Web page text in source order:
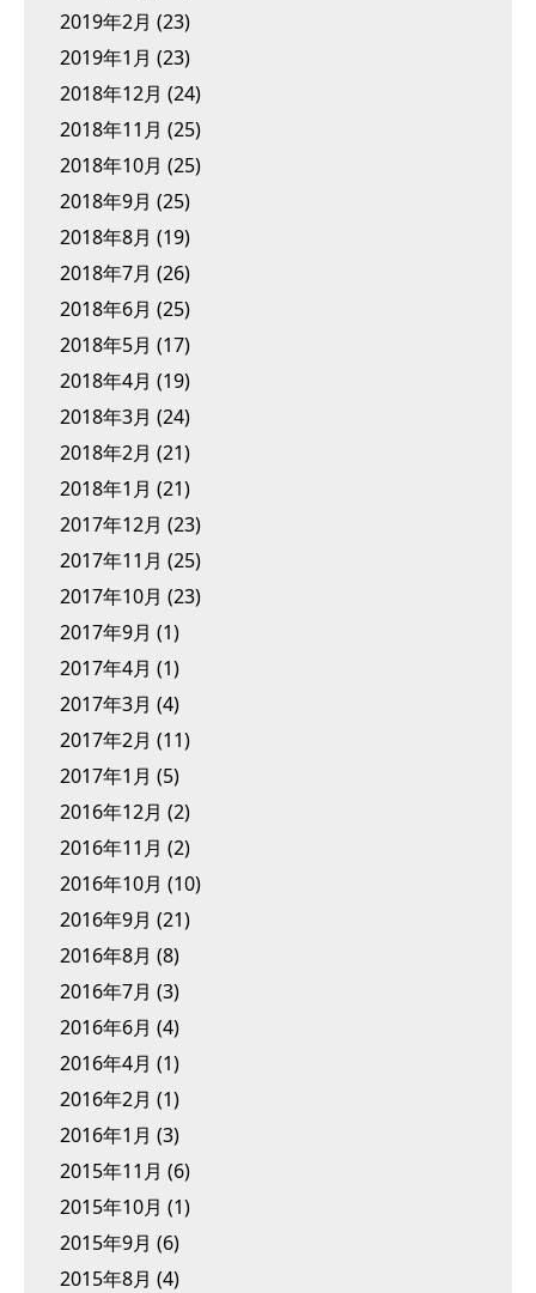
2019年2月 (23)
2019年1月 (23)
2018年12月 (24)
2018年11月 (25)
2018年10月 (25)
2018年9月 (25)
2018年8月 (19)
2018年7月 (26)
2018年6月 (25)
2018年5月 (17)
2018年4月 (19)
2018年3月 (24)
2018年2月 (21)
2018年1月 (21)
2017年12月 (23)
2017年11月 (25)
2017年10月 (23)
2017年9月 (1)
2017年4月 (1)
2017年3月 (4)
2017年2月 (11)
2017年1月 (5)
2016年12月 (2)
2016年11月 (2)
2016年10月 (10)
2016年9月 (21)
2016年8月 (8)
2016年7月 (3)
2016年6月 (4)
2016年4月 (1)
2016年2月 (1)
2016年1月 (3)
2015年11月 (6)
2015年10月 (1)
2015年9月 (6)
2015年8月 (4)